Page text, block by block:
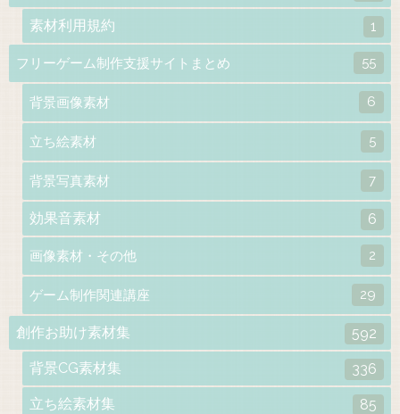
素材利用規約 1
フリーゲーム制作支援サイトまとめ 55
背景画像素材 6
立ち絵素材 5
背景写真素材 7
効果音素材 6
画像素材・その他 2
ゲーム制作関連講座 29
創作お助け素材集 592
背景CG素材集 336
立ち絵素材集 85